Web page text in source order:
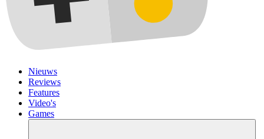
Nieuws
Reviews
Features
Video's
Games